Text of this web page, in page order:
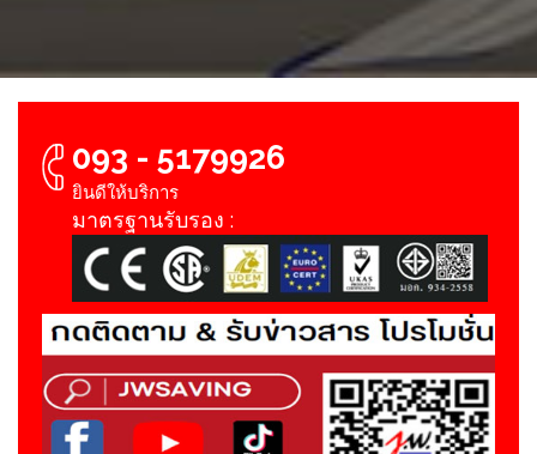
093 - 5179926
ยินดีให้บริการ
มาตรฐานรับรอง :